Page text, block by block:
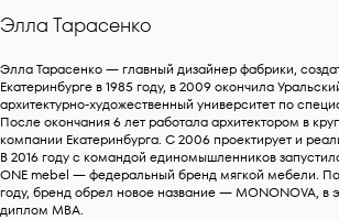
Элла Тарасенко
Элла Тарасенко — главный дизайнер фабрики,
Екатеринбурге в 1985 году, в 2009 окончила
архитектурно-художественный университет по
После окончания 6 лет работала архитектором в
компании Екатеринбурга. C 2006 проектирует и
В 2016 году с командой единомышленников
ONE mebel — федеральный бренд мягкой мебели.
году, бренд обрел новое название — MONONOVA, в
диплом MBA.